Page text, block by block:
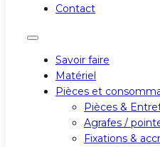
Contact
Savoir faire
Matériel
Pièces et
Pièces &
Agrafes /
Fixations &